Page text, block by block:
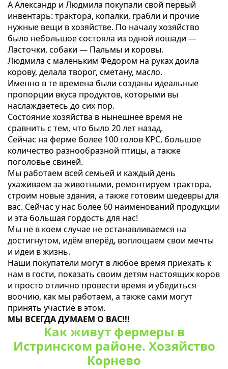
А Александр и Людмила покупали свой первый
инвентарь: трактора, копалки, грабли и прочие
нужные вещи в хозяйстве. По началу хозяйство
было небольшое состояла из одной лошади —
Ласточки, собаки — Пальмы и коровы.
Людмила с маленьким Фёдором на руках доила
корову, делала творог, сметану, масло.
Именно в те времена были созданы идеальные
пропорции вкуса продуктов, которыми вы
наслаждаетесь до сих пор.
Состояние хозяйства в нынешнее время не
сравнить с тем, что было 20 лет назад.
Сейчас на ферме более 100 голов КРС, большое
количество разнообразной птицы, а также
поголовье свиней.
Мы работаем всей семьей и каждый день
ухаживаем за животными, ремонтируем трактора,
строим новые здания, а также готовим шедевры для
вас. Сейчас у нас более 60 наименований продукции
и эта большая гордость для нас!
Мы не в коем случае не останавливаемся на
достигнутом, идём вперёд, воплощаем свои мечты
и идеи в жизнь.
Наши покупатели могут в любое время приехать к
нам в гости, показать своим детям настоящих коров
и просто отлично провести время и убедиться
воочию, как мы работаем, а также сами могут
принять участие в этом.
МЫ ВСЕГДА ДУМАЕМ О ВАС!!!
Как живут фермеры в
Истринском районе. Хозяйство
Корнево